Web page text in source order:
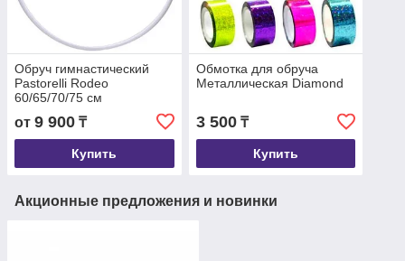
Обруч гимнастический
Pastorelli Rodeo
60/65/70/75 см
от 9 900 ₸
Купить
Обмотка для обруча
Металлическая Diamond
3 500₸
Купить
Акционные предложения и новинки